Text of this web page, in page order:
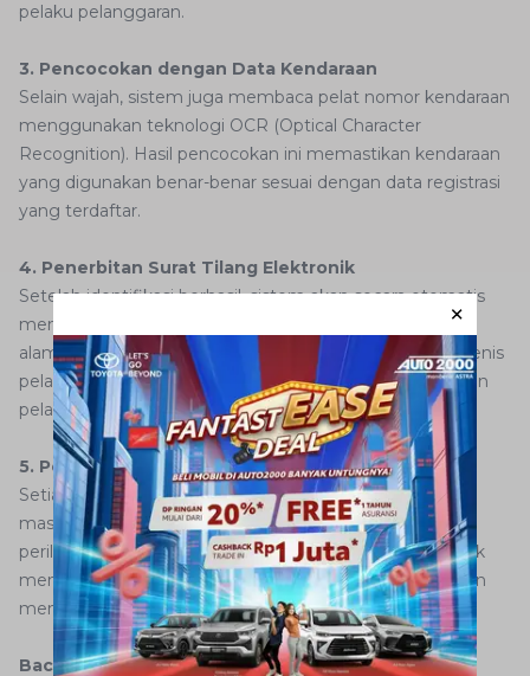
pelaku pelanggaran.
3. Pencocokan dengan Data Kendaraan
Selain wajah, sistem juga membaca pelat nomor kendaraan
menggunakan teknologi OCR (Optical Character
Recognition). Hasil pencocokan ini memastikan kendaraan
yang digunakan benar-benar sesuai dengan data registrasi
yang terdaftar.
4. Penerbitan Surat Tilang Elektronik
Setelah identifikasi berhasil, sistem akan secara otomatis
mengeluarkan surat tilang elektronik yang dikirim ke
alamat pemilik kendaraan. Surat ini berisi waktu, lokasi, jenis
pelanggaran, serta bukti berupa foto atau video rekaman
pelanggaran.
5. Pencatatan ke Traffic Attitude Record (TAR)
Setiap pelanggaran yang tercatat melalui ETLE akan
masuk ke Traffic Attitude Record, yaitu sistem penilaian
perilaku berkendara seseorang. Data ini digunakan untuk
menilai tingkat kepatuhan terhadap aturan lalu lintas dan
menjadi dasar penerapan Sistem Tilang Poin.
Baca juga:5 Cara Memutar Setir Mobil di Tikungan